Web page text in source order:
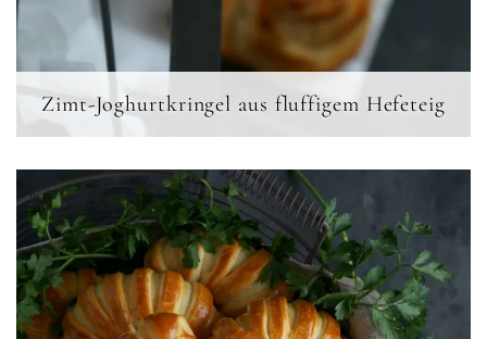
Zimt-Joghurtkringel aus fluffigem Hefeteig